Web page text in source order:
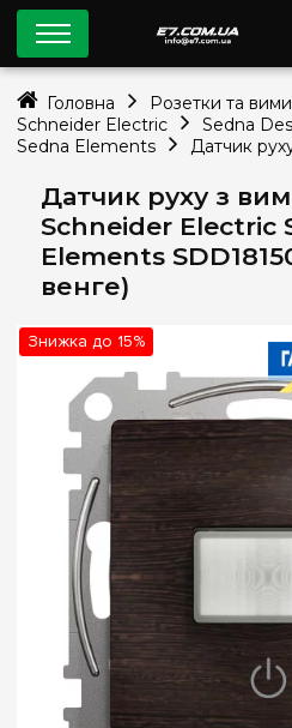
Датчик руху з
Schneider Electric
Elements
венге)
Знижка до 15%
0
Головна
Розетки та
Schneider Electric
Sedna
Sedna Elements